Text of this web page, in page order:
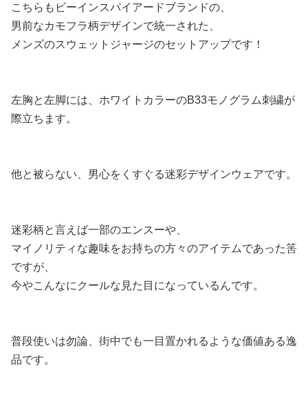
こちらもビーインスパイアードブランドの、
男前なカモフラ柄デザインで統一された、
メンズのスウェットジャージのセットアップです！
左胸と左脚には、ホワイトカラーのB33モノグラム刺繍が
際立ちます。
他と被らない、男心をくすぐる迷彩デザインウェアです。
迷彩柄と言えば一部のエンスーや、
マイノリティな趣味をお持ちの方々のアイテムであった筈
ですが、
今やこんなにクールな見た目になっているんです。
普段使いは勿論、街中でも一目置かれるような価値ある逸
品です。